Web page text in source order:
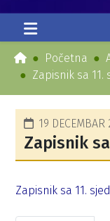
Početna
Zapisnik sa 11.
19 DECEMBAR
Zapisnik
Zapisnik sa 11.